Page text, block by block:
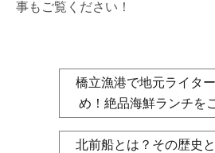
事もご覧ください！
橋立漁港で地元ライタ
め！絶品海鮮ランチを
北前船とは？その歴史